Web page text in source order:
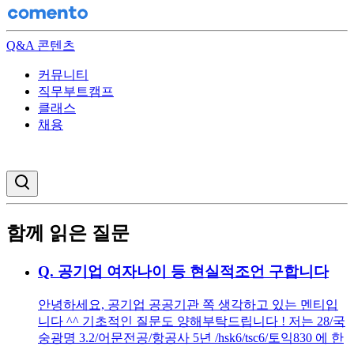
Q&A 콘텐츠
커뮤니티
직무부트캠프
클래스
채용
함께 읽은 질문
Q. 공기업 여자나이 등 현실적조언 구합니다
안녕하세요, 공기업 공공기관 쪽 생각하고 있는 멘티입
니다 ^^ 기초적인 질문도 양해부탁드립니다 ! 저는 28/국
숭광명 3.2/어문전공/항공사 5년 /hsk6/tsc6/토익830 에 한